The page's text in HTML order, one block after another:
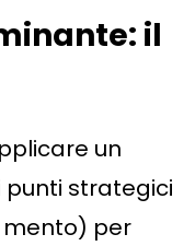
il
un
punti strategici
mento) per